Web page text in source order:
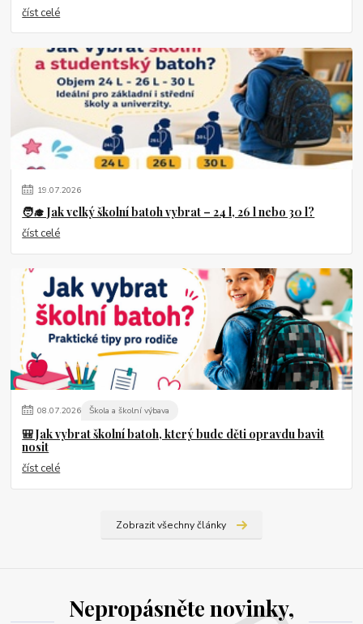
číst celé
19.07.2026
🧑‍🎓 Jak velký školní batoh vybrat – 24 l, 26 l nebo 30 l?
číst celé
08.07.2026 Škola a školní výbava
🎒 Jak vybrat školní batoh, který bude děti opravdu bavit
nosit
číst celé
Zobrazit všechny články
Nepropásněte novinky,